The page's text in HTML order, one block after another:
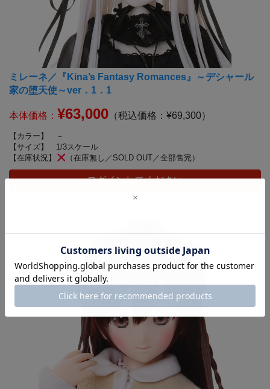
ミレーネ／『Kina’s Fantasy Romances』～デシャール
家の堕天使～ver．1．1
本体価格： ¥63,000 （税込価格：¥69,300）
【カラー】
－
【サイズ】
1/3スケール
【在庫状況】
（在庫無し／SOLD OUT／全部售完）
ログインしてください